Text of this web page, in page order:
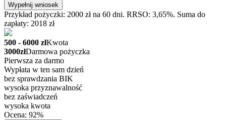
Wypełnij wniosek
Przykład pożyczki: 2000 zł na 60 dni. RRSO: 3,65%. Suma do
zapłaty: 2018 zł
500 - 6000 złKwota
3000złDarmowa pożyczka
Pierwsza za darmo
Wypłata w ten sam dzień
bez sprawdzania BIK
wysoka przyznawalność
bez zaświadczeń
wysoka kwota
Ocena: 92%